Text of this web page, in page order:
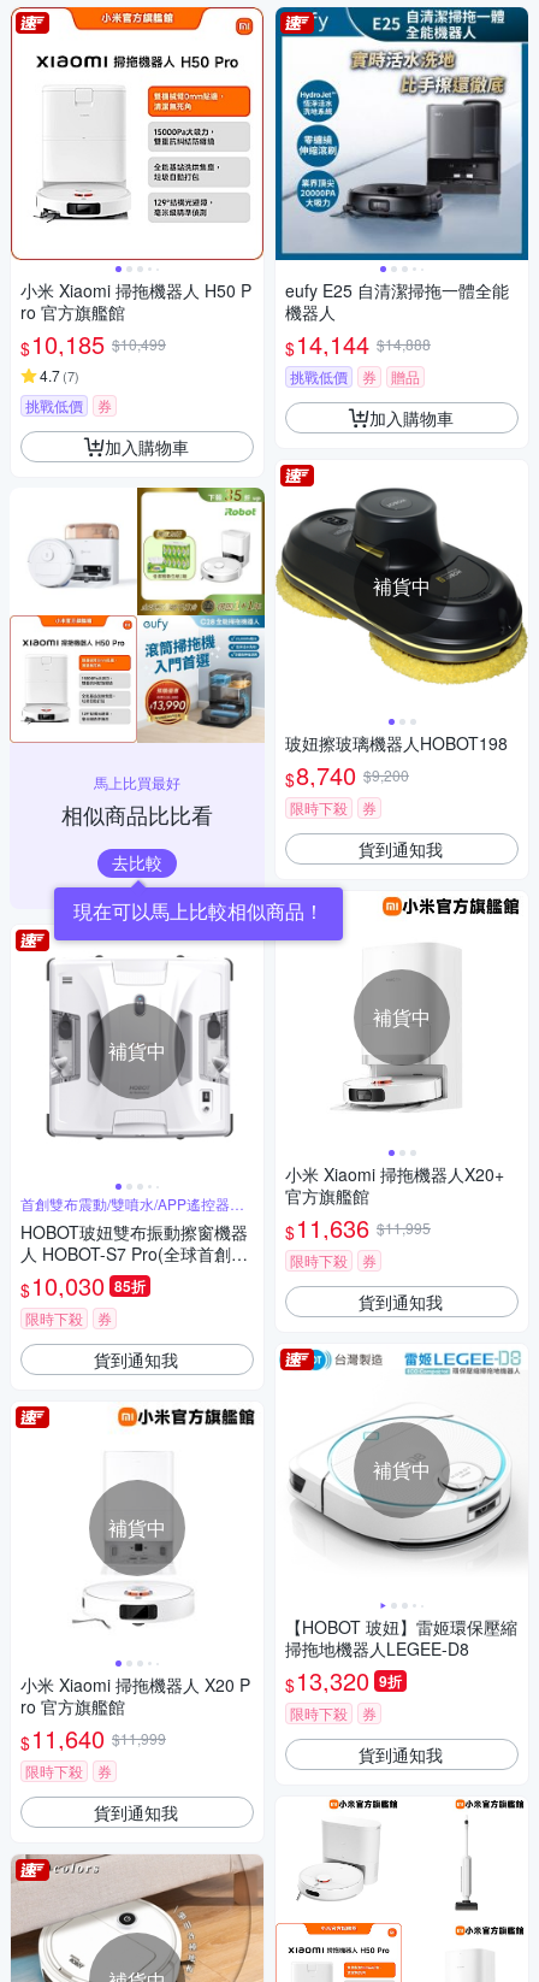
小米 Xiaomi 掃拖機器人 H50 P
ro 官方旗艦館
$10,185 $10,499
4.7(7)
挑戰低價 券
加入購物車
馬上比買最好
相似商品比比看
去比較
現在可以馬上比較相似商品！
補貨中
首創雙布震動/雙噴水/APP遙控器雙
控制
HOBOT玻妞雙布振動擦窗機器
人 HOBOT-S7 Pro(全球首創雙
布震動/雙噴水/APP遙控器雙控
制)
$10,030 85折
限時下殺 券
貨到通知我
補貨中
小米 Xiaomi 掃拖機器人 X20 P
ro 官方旗艦館
$11,640 $11,999
限時下殺
券
貨到通知我
eufy E25 自清潔掃拖一體全能
機器人
$14,144 $14,888
挑戰低價
券 贈品
加入購物車
補貨中
玻妞擦玻璃機器人HOBOT198
$8,740 $9,200
限時下殺
券
貨到通知我
補貨中
小米 Xiaomi 掃拖機器人X20+
官方旗艦館
$11,636 $11,995
限時下殺
券
貨到通知我
補貨中
【HOBOT 玻妞】雷姬環保壓縮
掃拖地機器人LEGEE-D8
$13,320 9折
限時下殺 券
貨到通知我